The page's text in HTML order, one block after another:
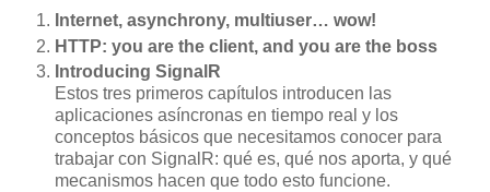
Internet, asynchrony, multiuser… wow!
HTTP: you are the client, and you are the boss
Introducing SignalR
Estos tres primeros capítulos introducen las
aplicaciones asíncronas en tiempo real y los
conceptos básicos que necesitamos conocer para
trabajar con SignalR: qué es, qué nos aporta, y qué
mecanismos hacen que todo esto funcione.